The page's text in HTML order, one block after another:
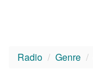
Radio Genre